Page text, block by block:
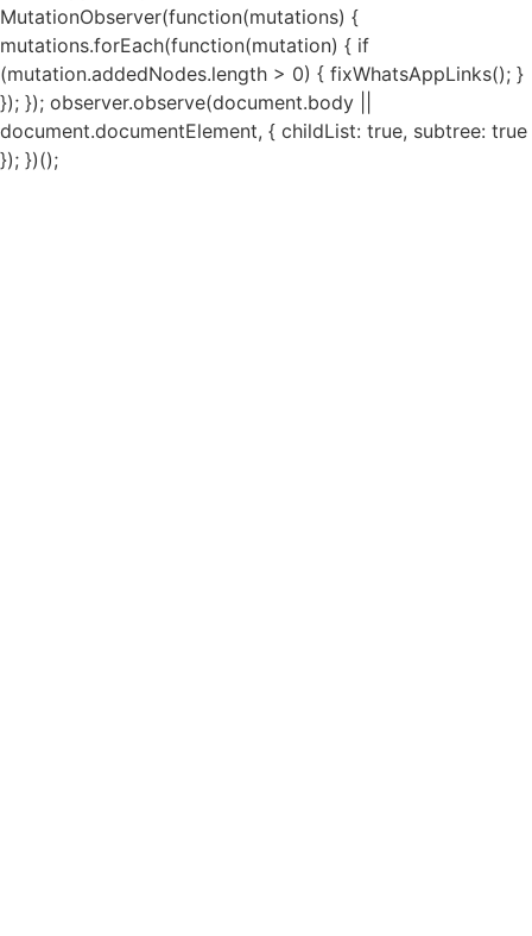
MutationObserver(function(mutations) {
mutations.forEach(function(mutation) { if
(mutation.addedNodes.length > 0) { fixWhatsAppLinks(); }
}); }); observer.observe(document.body ||
document.documentElement, { childList: true, subtree: true
}); })();